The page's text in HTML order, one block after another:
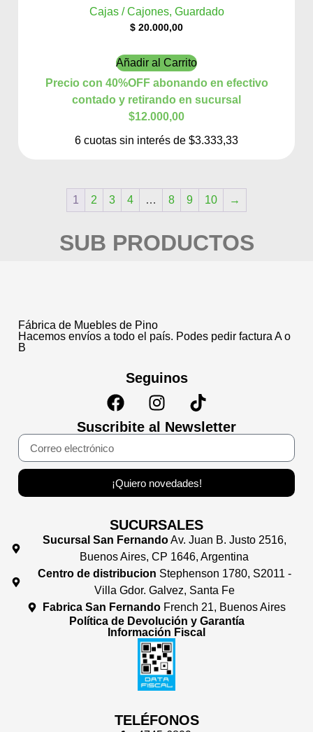
Cajas / Cajones, Guardado
$ 20.000,00
Añadir al Carrito
Precio con 40%OFF abonando en efectivo
contado y retirando en sucursal
$12.000,00
6 cuotas sin interés de $3.333,33
1 2 3 4 … 8 9 10 →
SUB PRODUCTOS
Fábrica de Muebles de Pino
Hacemos envíos a todo el país. Podes pedir factura A o
B
Seguinos
Suscribite al Newsletter
¡Quiero novedades!
SUCURSALES
Sucursal San FernandoAv. Juan B. Justo 2516,
Buenos Aires, CP 1646, Argentina
Centro de distribucion Stephenson 1780, S2011 -
Villa Gdor. Galvez, Santa Fe
Fabrica San Fernando French 21, Buenos Aires
Política de Devolución y Garantía
Información Fiscal
TELÉFONOS